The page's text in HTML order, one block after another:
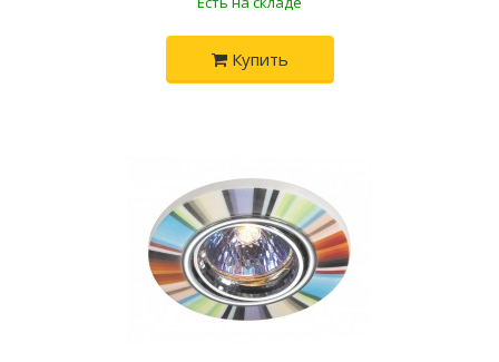
Купить